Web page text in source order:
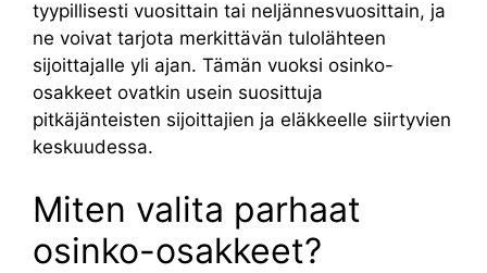
tyypillisesti vuosittain tai neljännesvuosittain, ja
ne voivat tarjota merkittävän tulolähteen
sijoittajalle yli ajan. Tämän vuoksi osinko-
osakkeet ovatkin usein suosittuja
pitkäjänteisten sijoittajien ja eläkkeelle siirtyvien
keskuudessa.
Miten valita parhaat
osinko-osakkeet?